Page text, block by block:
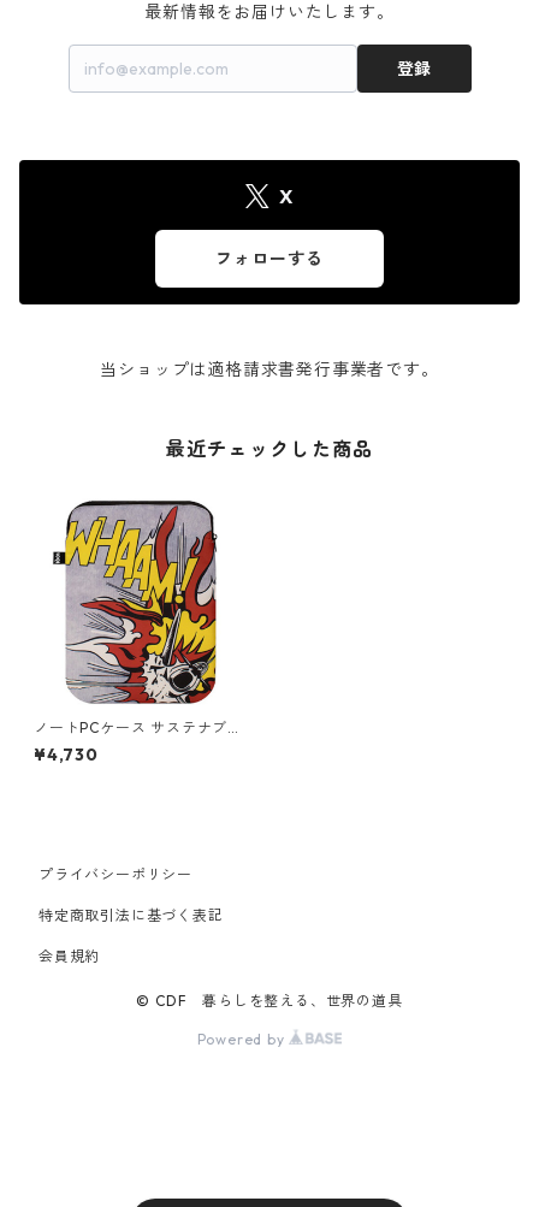
最新情報をお届けいたします。
登録
X
フォローする
当ショップは適格請求書発行事業者です。
最近チェックした商品
ノートPCケース サステナブル
LOQI Recycled Lap Top Slee
ve13' ローキー リサイクル素
¥4,730
プライバシーポリシー
特定商取引法に基づく表記
会員規約
© CDF 暮らしを整える、世界の道具
Powered by